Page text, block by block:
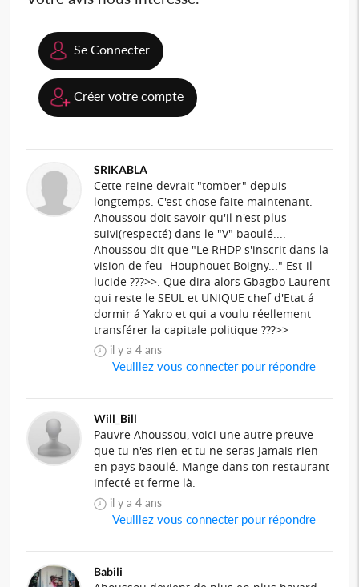
Se Connecter
Créer votre compte
SRIKABLA
Cette reine devrait "tomber" depuis
longtemps. C'est chose faite maintenant.
Ahoussou doit savoir qu'il n'est plus
suivi(respecté) dans le "V" baoulé....
Ahoussou dit que "Le RHDP s'inscrit dans la
vision de feu- Houphouet Boigny..." Est-il
lucide ???>>. Que dira alors Gbagbo Laurent
qui reste le SEUL et UNIQUE chef d'Etat á
dormir á Yakro et qui a voulu réellement
transférer la capitale politique ???>>
il y a 4 ans
Veuillez vous connecter pour répondre
Will_Bill
Pauvre Ahoussou, voici une autre preuve
que tu n'es rien et tu ne seras jamais rien
en pays baoulé. Mange dans ton restaurant
infecté et ferme là.
il y a 4 ans
Veuillez vous connecter pour répondre
Babili